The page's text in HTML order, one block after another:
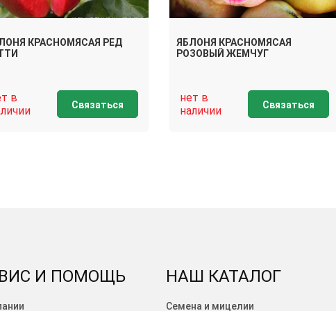
КРАСНОМЯСАЯ РЕД
в
Связаться
ЯБЛОНЯ КРАСНОМЯСАЯ
РОЗОВЫЙ ЖЕМЧУГ
нет в
наличии
Связаться
И ПОМОЩЬ НАШ КАТАЛОГ
Семена и мицелии